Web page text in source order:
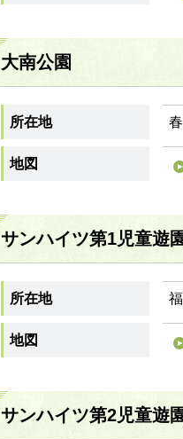
大南公園
所在地
地図
サンハイツ第1児童遊
所在地
地図
サンハイツ第2児童遊